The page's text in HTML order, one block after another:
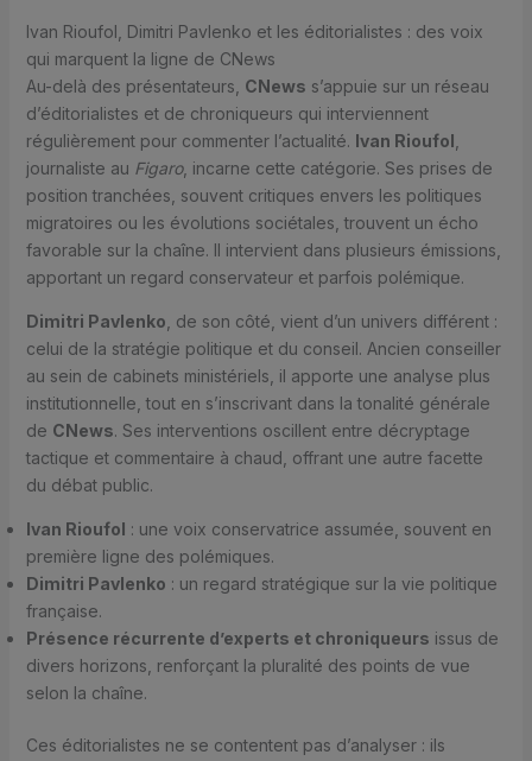
Ivan Rioufol, Dimitri Pavlenko et les éditorialistes : des voix
qui marquent la ligne de CNews
Au-delà des présentateurs, CNews s’appuie sur un réseau
d’éditorialistes et de chroniqueurs qui interviennent
régulièrement pour commenter l’actualité. Ivan Rioufol
journaliste au Figaro, incarne cette catégorie. Ses prises de
position tranchées, souvent critiques envers les politiques
migratoires ou les évolutions sociétales, trouvent un écho
favorable sur la chaîne. Il intervient dans plusieurs émissions,
apportant un regard conservateur et parfois polémique.
Dimitri Pavlenko , de son côté, vient d’un univers différent :
celui de la stratégie politique et du conseil. Ancien conseiller
au sein de cabinets ministériels, il apporte une analyse plus
institutionnelle, tout en s’inscrivant dans la tonalité générale
de CNews. Ses interventions oscillent entre décryptage
tactique et commentaire à chaud, offrant une autre facette
du débat public.
Ivan Rioufol : une voix conservatrice assumée, souvent en
première ligne des polémiques.
Dimitri Pavlenko : un regard stratégique sur la vie politique
française.
Présence récurrente d’experts et chroniqueurs issus de
divers horizons, renforçant la pluralité des points de vue
selon la chaîne.
Ces éditorialistes ne se contentent pas d’analyser : ils